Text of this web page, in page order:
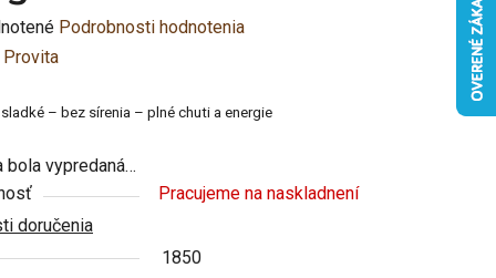
Podrobnosti hodnotenia
Provita
– bez sírenia – plné chuti a energie
bola vypredaná…
Pracujeme na naskladnení
doručenia
1850